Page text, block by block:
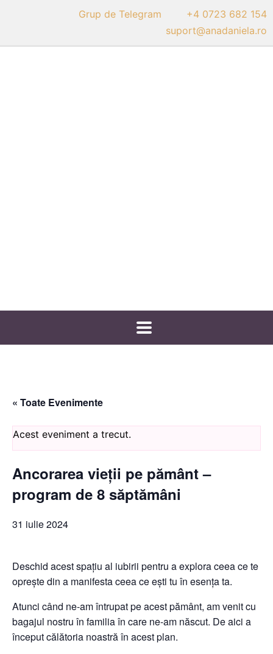
Grup de Telegram
+4 0723 682 154
suport@anadaniela.ro
« Toate Evenimente
Acest eveniment a trecut.
Ancorarea vieții pe pământ –
program de 8 săptămâni
31 iulie 2024
Deschid acest spațiu al iubirii pentru a explora ceea ce te
oprește din a manifesta ceea ce ești tu în esența ta.
Atunci când ne-am întrupat pe acest pământ, am venit cu
bagajul nostru în familia în care ne-am născut. De aici a
început călătoria noastră în acest plan.